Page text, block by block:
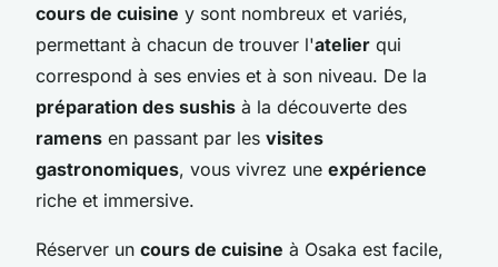
cours de cuisine y sont nombreux et variés,
permettant à chacun de trouver l'atelier qui
correspond à ses envies et à son niveau. De la
préparation des sushis à la découverte des
ramens en passant par les visites
gastronomiques, vous vivrez une expérience
riche et immersive.
Réserver un cours de cuisine à Osaka est facile,